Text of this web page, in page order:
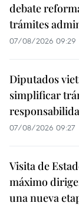
debate
trámites
07/08/2026 09:29
Diputados
simplificar
07/08/2026 09:27
Visita de
máximo
una nueva